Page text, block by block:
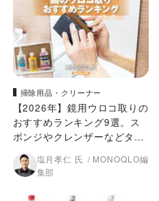
掃除用品・クリーナー
【2026年】鏡用ウロコ取りの
おすすめランキング9選。ス
ポンジやクレンザーなどタイ
プ別に人気製品を比較
塩月孝仁 氏
MONOQLO編
集部